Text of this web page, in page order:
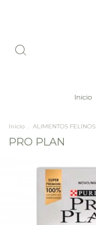
Inicio
Inicio . ALIMENTOS FELINOS
PRO PLAN